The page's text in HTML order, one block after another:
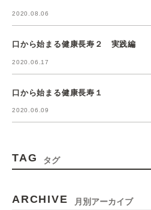
2020.08.06
口から始まる健康長寿２ 実践編
2020.06.17
口から始まる健康長寿１
2020.06.09
TAG タグ
ARCHIVE 月別アーカイブ